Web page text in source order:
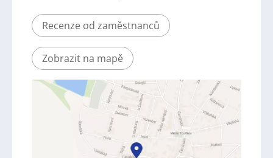
Recenze od zaměstnanců
Zobrazit na mapě